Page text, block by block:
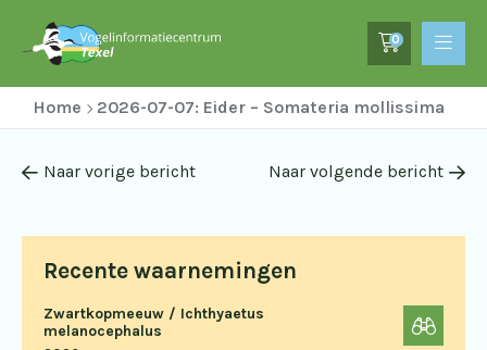
0
Home 2026-07-07: Eider – Somateria mollissima
Recente waarnemingen
Zwartkopmeeuw / Ichthyaetus
melanocephalus
Naar vorige bericht Naar volgende bericht